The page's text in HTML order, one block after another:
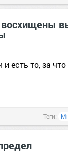
и есть то, за
Теги: